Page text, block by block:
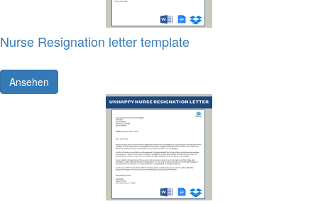
Nurse Resignation letter template
Ansehen